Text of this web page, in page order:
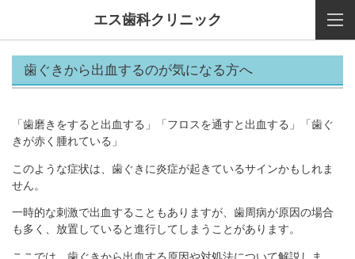
エス歯科クリニック
歯ぐきから出血するのが気になる方へ
「歯磨きをすると出血する」「フロスを通すと出血する」「歯ぐ
きが赤く腫れている」
このような症状は、歯ぐきに炎症が起きているサインかもしれま
せん。
一時的な刺激で出血することもありますが、歯周病が原因の場合
も多く、放置していると進行してしまうことがあります。